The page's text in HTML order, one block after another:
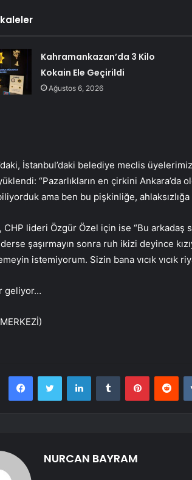
Kahramankazan’da 3 Kilo
Kokain Ele Geçirildi
Ağustos 6, 2026
İstanbul’daki belediye meclis
“Pazarlıkların en çirkini
ama ben bu pişkinliğe, ahlaksızlığa
CHP lideri Özgür Özel için ise “Bu
şaşırmayın sonra ruh ikizi deyince
istemiyorum. Sizin bana vıcık vıcık
geliyor…
FacebookTwitter LinkedInTumblr Pinterest
NURCAN BAYRAM